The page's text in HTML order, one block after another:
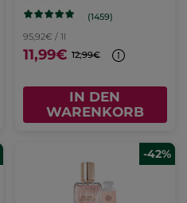
(1459)
95,92€ / 1l
11,99€ 12,99€
IN DEN
WARENKORB
-42%